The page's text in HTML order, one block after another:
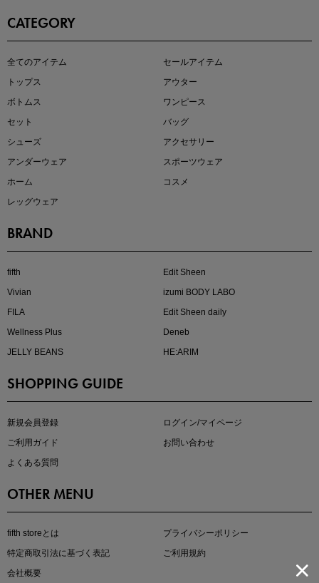
即戦力アイテム続々対象
大人の着映えアイテム5選
マストバイアイテム
CATEGORY
全てのアイテム
セールアイテム
トップス
アウター
ボトムス
ワンピース
セット
バッグ
シューズ
アクセサリー
アンダーウェア
スポーツウェア
ホーム
コスメ
レッグウェア
BRAND
fifth
Edit Sheen
Vivian
izumi BODY LABO
FILA
Edit Sheen daily
Wellness Plus
Deneb
JELLY BEANS
HE:ARIM
SHOPPING GUIDE
新規会員登録
ログイン/マイページ
ご利用ガイド
お問い合わせ
よくある質問
OTHER MENU
fifth storeとは
プライバシーポリシー
特定商取引法に基づく表記
ご利用規約
会社概要